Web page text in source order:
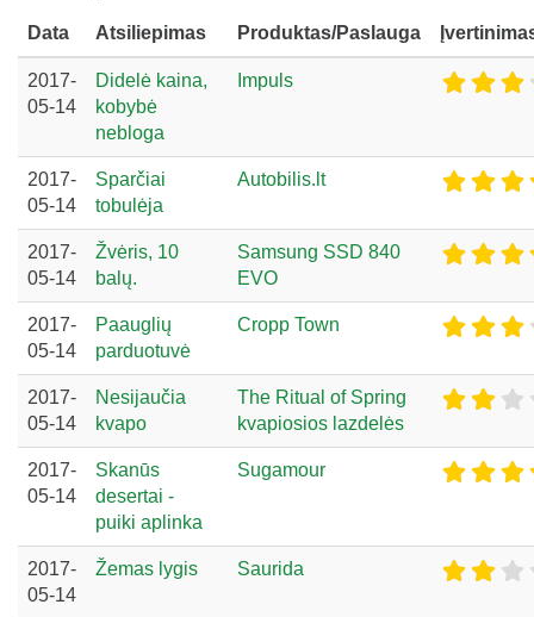
Data Atsiliepimas Produktas/Paslauga
2017-
05-14
Didelė kaina,
kobybė
nebloga
Impuls
2017-
05-14
Sparčiai
tobulėja
Autobilis.lt
2017-
05-14
Žvėris, 10
balų.
Samsung SSD 840
EVO
2017-
05-14
Paauglių
parduotuvė
Cropp Town
2017-
05-14
Nesijaučia
kvapo
The Ritual of Spring
kvapiosios lazdelės
2017-
05-14
Skanūs
desertai -
puiki aplinka
Sugamour
2017-
05-14
Žemas lygis Saurida